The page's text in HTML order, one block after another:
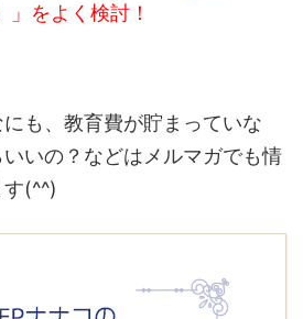
をよく検討！
も、教育費が貯まっていな
いの？などはメルマガでも情
(^^)